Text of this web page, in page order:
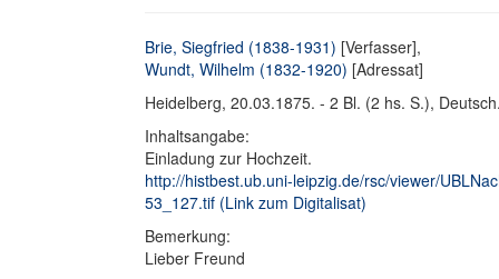
Brie, Siegfried (1838-1931) [Verfasser],
Wundt, Wilhelm (1832-1920) [Adressat]
Heidelberg, 20.03.1875. - 2 Bl. (2 hs. S.),
Inhaltsangabe:
Einladung zur Hochzeit.
http://histbest.ub.uni-leipzig.de/rsc/viewer/
53_127.tif (Link zum Digitalisat)
Bemerkung:
Lieber Freund